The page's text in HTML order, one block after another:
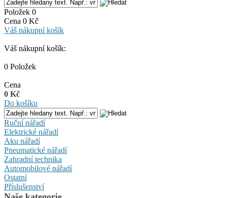
Položek 0
Cena 0 Kč
Váš nákupní košík
Váš nákupní košík:
0 Položek
Cena
0 Kč
Do košíku
Ruční nářadí
Elektrické nářadí
Aku nářadí
Pneumatické nářadí
Zahradní technika
Automobilové nářadí
Ostatní
Příslušenství